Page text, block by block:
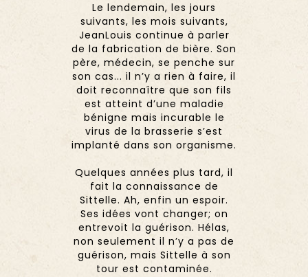
Le lendemain, les jours
suivants, les mois suivants,
JeanLouis continue à parler
de la fabrication de bière. Son
père, médecin, se penche sur
son cas... il n’y a rien à faire, il
doit reconnaître que son fils
est atteint d’une maladie
bénigne mais incurable le
virus de la brasserie s’est
implanté dans son organisme.
Quelques années plus tard, il
fait la connaissance de
Sittelle. Ah, enfin un espoir.
Ses idées vont changer; on
entrevoit la guérison. Hélas,
non seulement il n’y a pas de
guérison, mais Sittelle à son
tour est contaminée.